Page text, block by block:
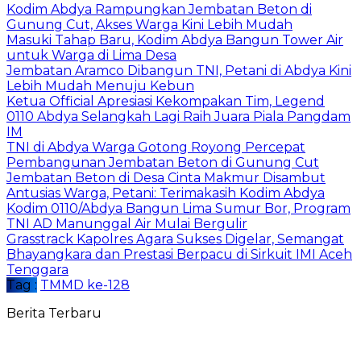
Kodim Abdya Rampungkan Jembatan Beton di
Gunung Cut, Akses Warga Kini Lebih Mudah
Masuki Tahap Baru, Kodim Abdya Bangun Tower Air
untuk Warga di Lima Desa
Jembatan Aramco Dibangun TNI, Petani di Abdya Kini
Lebih Mudah Menuju Kebun
Ketua Official Apresiasi Kekompakan Tim, Legend
0110 Abdya Selangkah Lagi Raih Juara Piala Pangdam
IM
TNI di Abdya Warga Gotong Royong Percepat
Pembangunan Jembatan Beton di Gunung Cut
Jembatan Beton di Desa Cinta Makmur Disambut
Antusias Warga, Petani: Terimakasih Kodim Abdya
Kodim 0110/Abdya Bangun Lima Sumur Bor, Program
TNI AD Manunggal Air Mulai Bergulir
Grasstrack Kapolres Agara Sukses Digelar, Semangat
Bhayangkara dan Prestasi Berpacu di Sirkuit IMI Aceh
Tenggara
Tag : TMMD ke-128
Berita Terbaru